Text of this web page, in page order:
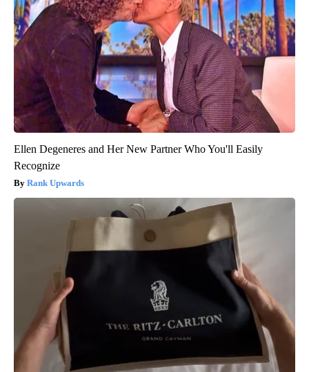
Ellen Degeneres and Her New Partner Who You'll Easily
Recognize
Rank Upwards